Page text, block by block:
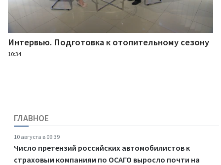
Интервью. Подготовка к отопительному сезону
10:34
ГЛАВНОЕ
10 августа в 09:39
Число претензий российских автомобилистов к
страховым компаниям по ОСАГО выросло почти на